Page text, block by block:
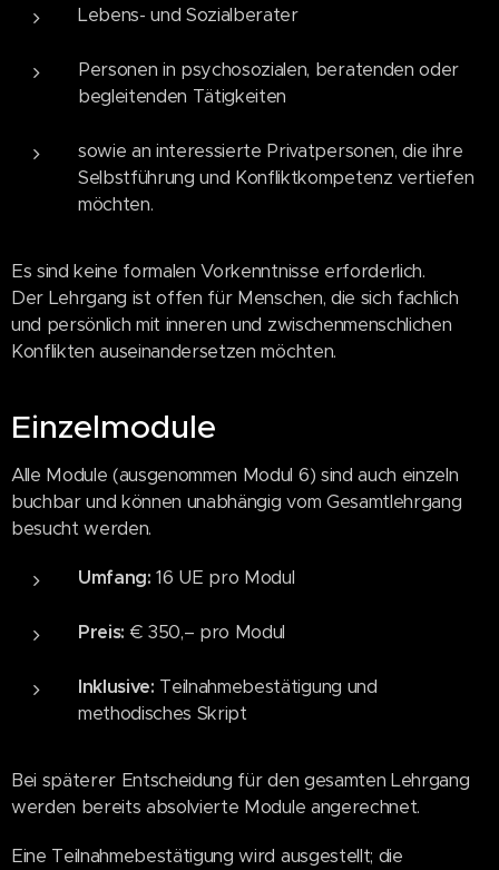
Lebens- und Sozialberater
Personen in psychosozialen, beratenden oder
begleitenden Tätigkeiten
sowie an interessierte Privatpersonen, die ihre
Selbstführung und Konfliktkompetenz vertiefen
möchten.
Es sind keine formalen Vorkenntnisse erforderlich.
Der Lehrgang ist offen für Menschen, die sich fachlich
und persönlich mit inneren und zwischenmenschlichen
Konflikten auseinandersetzen möchten.
Einzelmodule
Alle Module (ausgenommen Modul 6) sind auch einzeln
buchbar und können unabhängig vom Gesamtlehrgang
besucht werden.
Umfang: 16 UE pro Modul
Preis: € 350,– pro Modul
Inklusive: Teilnahmebestätigung und
methodisches Skript
Bei späterer Entscheidung für den gesamten Lehrgang
werden bereits absolvierte Module angerechnet.
Eine Teilnahmebestätigung wird ausgestellt; die